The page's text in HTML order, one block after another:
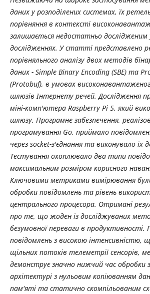
даних у розподілених системах, їх
порівняння в контексті
залишається недостатньо дослідженим
дослідженнях. У статті представлено
порівняльного аналізу двох методів
даних - Simple Binary Encoding (SBE) та
(Protobuf), в умовах
шлюзів Інтернету речей. Дослідження
міні-комп'ютера Raspberry Pi 5, який
шлюзу. Програмне забезпечення,
програмування Go, приймало
через socket-з'єднання та виконувало їх
Тестування охоплювало два типи
максимальним розміром корисного
Ключовими метриками вимірювання
обробки повідомлень та рівень
центрального процесора. Отримані
про те, що жоден із досліджуваних
безумовної переваги в продуктивності.
повідомлень з високою інтенсивністю,
щільних потоків телеметрії сенсорів,
демонструє значно нижчий час обробки
архітектурі з нульовим копіюванням
пам'яті та статично скомпільованим